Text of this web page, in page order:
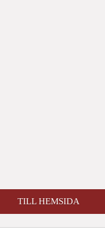
TILL HEMSIDA